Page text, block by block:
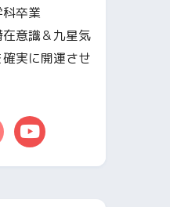
卒業
意識＆九星気
実に開運させ